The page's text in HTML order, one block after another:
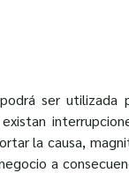
ser utilizada
la causa,
a